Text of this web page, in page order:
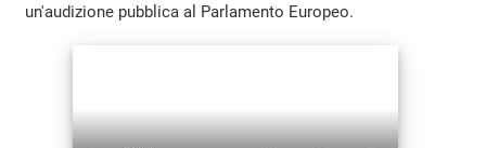
un'audizione pubblica al Parlamento Europeo.